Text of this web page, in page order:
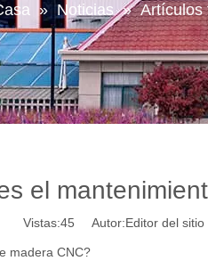
» Noticias » Artículos
el
Vistas:45 Autor:Editor del
madera CNC?